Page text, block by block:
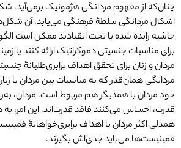
چنان‌که از مفهوم مردانگی هژمونیک برمی‌آید،
اشکال مردانگی سلطۀ فرهنگی می‌یابد. آن
حاشیه رانده شده یا تحت انقیادند ممکن است
برای مناسبات جنسیتی دموکراتیک ارائه کنند یا
مردان و زنان برای تحقق اهداف برابری‌طلبانۀ
مردانگی همان‌قدر که به مناسبات بین مردان با
خود مردان با همدیگر هم مربوط است. مردان،
قدرت، احساس می‌کنند فاقد قدرت‌اند. این امر،
همدلی اکثر مردان با اهداف برابری‌خواهانۀ
فمینیست‌ها می‌باید جدی‌اش بگیرند.